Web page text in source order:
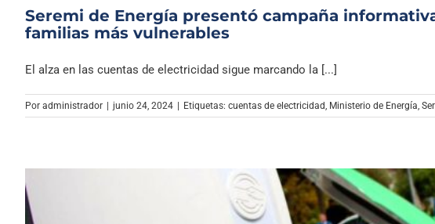
Seremi de Energía presentó campaña
familias más vulnerables
El alza en las cuentas de electricidad sigue marcando la [...]
Por administrador junio 24, 2024 Etiquetas: cuentas de electricidad, Ministerio de Energía,